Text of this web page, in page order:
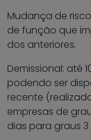
Mudança de
de função que
dos anteriores.
Demissional: até
podendo ser
recente
empresas de
dias para graus 3